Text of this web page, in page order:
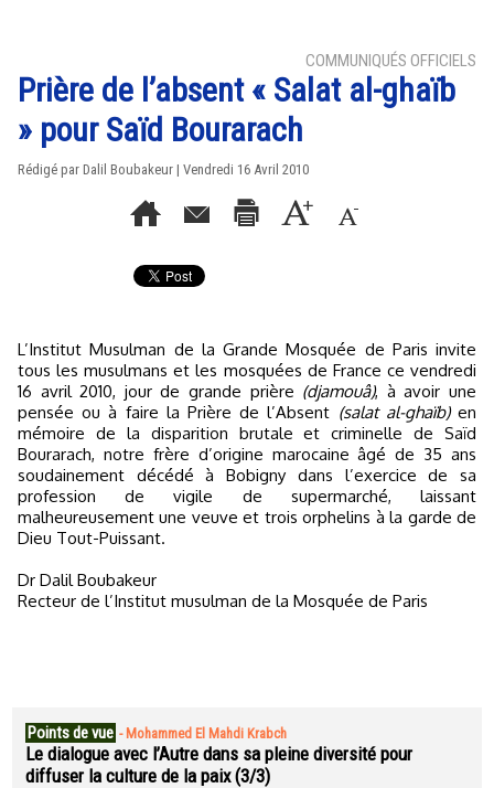
COMMUNIQUÉS OFFICIELS
Prière de l’absent « Salat al-ghaïb
» pour Saïd Bourarach
Rédigé par Dalil Boubakeur | Vendredi 16 Avril 2010
L’Institut Musulman de la Grande Mosquée de Paris invite
tous les musulmans et les mosquées de France ce vendredi
16 avril 2010, jour de grande prière (djamouâ), à avoir une
pensée ou à faire la Prière de l’Absent (salat al-ghaïb)en
mémoire de la disparition brutale et criminelle de Saïd
Bourarach, notre frère d’origine marocaine âgé de 35 ans
soudainement décédé à Bobigny dans l’exercice de sa
profession de vigile de supermarché, laissant
malheureusement une veuve et trois orphelins à la garde de
Dieu Tout-Puissant.
Dr Dalil Boubakeur
Recteur de l’Institut musulman de la Mosquée de Paris
Points de vue - Mohammed El Mahdi Krabch
Le dialogue avec l’Autre dans sa pleine diversité pour
diffuser la culture de la paix (3/3)